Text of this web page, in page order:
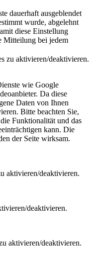
dauerhaft ausgeblendet
wurde, abgelehnt
diese Einstellung
Mitteilung bei jedem
zu aktivieren/deaktivieren.
wie Google
Da diese
Daten von Ihnen
Bitte beachten Sie,
Funktionalität und das
kann. Die
der Seite wirksam.
aktivieren/deaktivieren.
deaktivieren.
aktivieren/deaktivieren.